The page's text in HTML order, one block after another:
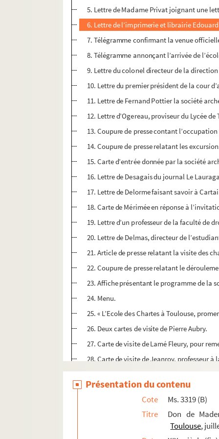
5. Lettre de Madame Privat joignant une
6. Lettre de l’imprimerie et librairie
7. Télégramme confirmant la venue
8. Télégramme annonçant l’arrivée de
9. Lettre du colonel directeur de la
10. Lettre du premier président de la cour
11. Lettre de Fernand Pottier la société
12. Lettre d’Ogereau, proviseur du Lycée
13. Coupure de presse contant
14. Coupure de presse relatant les
15. Carte d’entrée donnée par la société
16. Lettre de Desagais du journal Le
17. Lettre de Delorme faisant savoir à
18. Carte de Mérimée en réponse à
19. Lettre d’un professeur de la faculté de
20. Lettre de Delmas, directeur de
21. Article de presse relatant la visite des
22. Coupure de presse relatant le
23. Affiche présentant le programme de la
24. Menu.
25. « L’Ecole des Chartes à Toulouse,
26. Deux cartes de visite de Pierre Aubry.
27. Carte de visite de Lamé Fleury, pour
28. Carte de visite de Jeanroy, professeur
29. Carte de visite de Philippe Lauer, «
30. Carte de visite de Philippe Lauer.
31. Carte de visite de Sylvain Macary.
32. Carte de visite de Félix Durrbach du
Présentation du contenu
Cote
Ms. 3319 (B)
Titre
Don de
Toulouse,